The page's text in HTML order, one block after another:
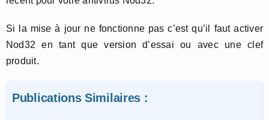
Si la mise à jour ne fonctionne pas c’est qu’il faut activer
Nod32 en tant que version d’essai ou avec une clef
produit.
Publications Similaires :